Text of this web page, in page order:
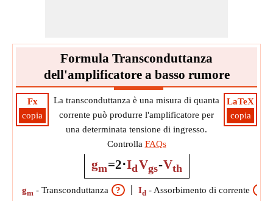
Formula Transconduttanza
dell'amplificatore a basso rumore
Fx
copia
LaTeX
copia
La transconduttanza è una misura di quanta
corrente può produrre l'amplificatore per
una determinata tensione di ingresso.
Controlla FAQs
gm=2⋅IdVgs-Vth
gm - Transconduttanza ? Id - Assorbimento di corrente